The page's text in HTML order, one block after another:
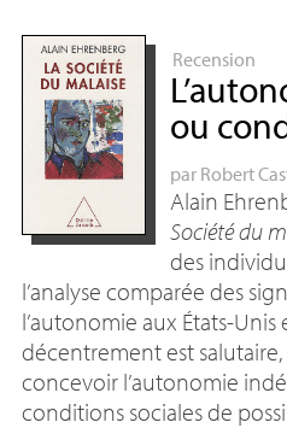
Recension
ou
par Robert
Alain
Société du
des
l’analyse comparée des
l’autonomie aux États-Unis
décentrement est
concevoir l’autonomie
conditions sociales de